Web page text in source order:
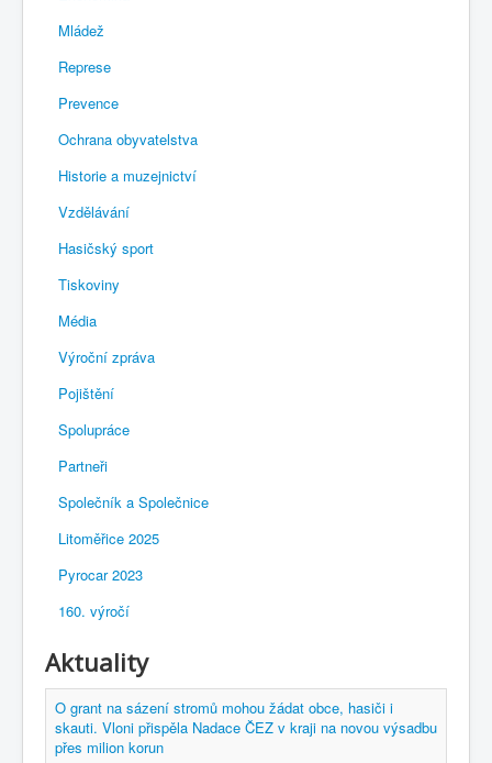
Mládež
Represe
Prevence
Ochrana obyvatelstva
Historie a muzejnictví
Vzdělávání
Hasičský sport
Tiskoviny
Média
Výroční zpráva
Pojištění
Spolupráce
Partneři
Společník a Společnice
Litoměřice 2025
Pyrocar 2023
160. výročí
Aktuality
O grant na sázení stromů mohou žádat obce, hasiči i
skauti. Vloni přispěla Nadace ČEZ v kraji na novou výsadbu
přes milion korun